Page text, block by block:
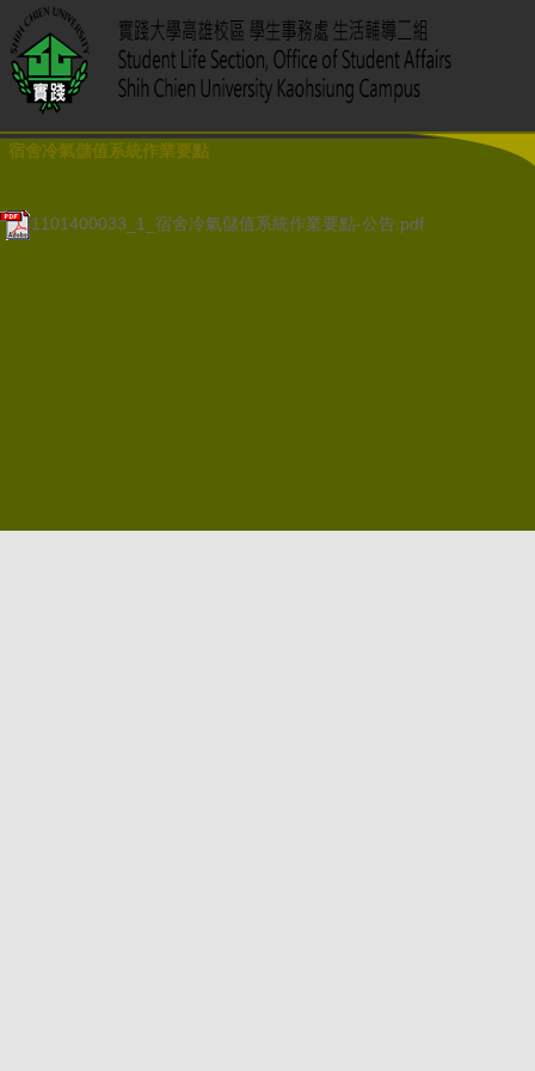
宿舍冷氣儲值系統作業要點
1101400033_1_宿舍冷氣儲值系統作業要點-公告.pdf